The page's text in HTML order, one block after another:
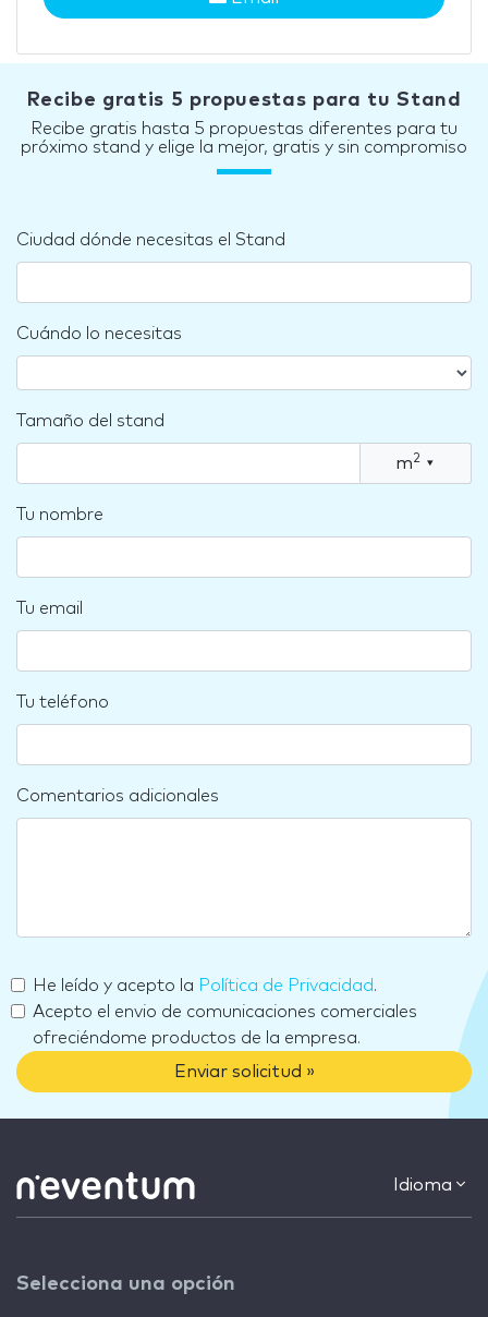
Recibe gratis 5 propuestas para tu Stand
Recibe gratis hasta 5 propuestas diferentes para tu
próximo stand y elige la mejor, gratis y sin compromiso
Ciudad dónde necesitas el Stand
Cuándo lo necesitas
Tamaño del stand
m2 ▾
Tu nombre
Tu email
Tu teléfono
Comentarios adicionales
He leído y acepto la Política de Privacidad.
Acepto el envio de comunicaciones comerciales
ofreciéndome productos de la empresa.
Enviar solicitud »
Idioma
Selecciona una opción